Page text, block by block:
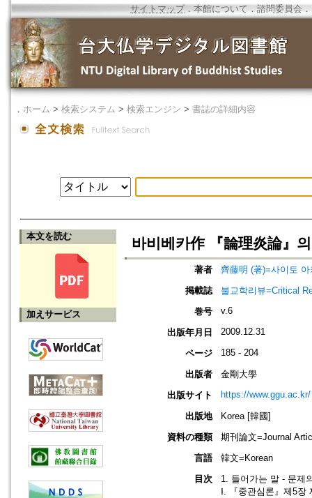
サイトマップ．本館について ． 諮問委員会 ．
． ホーム > 検索システム > 検索エンジン > 書誌の詳細内容
本文を読む
加えサービス
바비베카作 『論理炎論』
著者
齊藤明 (著)=사이토
掲載誌
불교학리뷰=Critical
巻号
v.6
出版年月日 2009.12.31
ページ 185 - 204
出版者
金剛大學
出版サイト
https://www.ggu.ac.kr/
出版地
Korea [韓國]
資料の種類
期刊論文=Journal
言語
韓文=Korean
目次
1. 들어가는 말 - 문제
Ⅰ. 『중관심론』제5장